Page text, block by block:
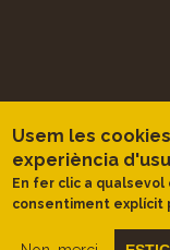
Usem les
experiència
En fer clic a
consentiment explícit